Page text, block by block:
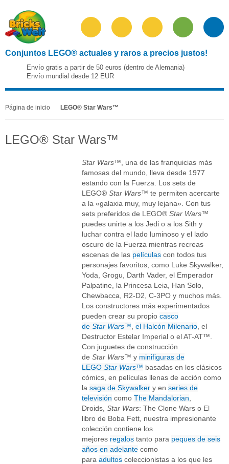
Conjuntos LEGO® actuales y raros a precios justos!
Envío gratis a partir de 50 euros (dentro de Alemania)
Envío mundial desde 12 EUR
Página de inicio LEGO® Star Wars™
LEGO® Star Wars™
Star Wars™, una de las franquicias más
famosas del mundo, lleva desde 1977
estando con la Fuerza. Los sets de
LEGO® Star Wars™ te permiten acercarte
a la «galaxia muy, muy lejana». Con tus
sets preferidos de LEGO® Star Wars™
puedes unirte a los Jedi o a los Sith y
luchar contra el lado luminoso y el lado
oscuro de la Fuerza mientras recreas
escenas de las películas con todos tus
personajes favoritos, como Luke Skywalker,
Yoda, Grogu, Darth Vader, el Emperador
Palpatine, la Princesa Leia, Han Solo,
Chewbacca, R2-D2, C-3PO y muchos más.
Los constructores más experimentados
pueden crear su propio casco
de Star Wars™ el Halcón Milenario , el
Destructor Estelar Imperial o el AT-AT™.
Con juguetes de construcción
de Star Wars™ y minifiguras de
LEGO Star Wars™ basadas en los clásicos
cómics, en películas llenas de acción como
la saga de Skywalker y en series de
televisión como The Mandalorian
Droids, Star Wars: The Clone Wars o El
libro de Boba Fett, nuestra impresionante
colección contiene los
mejores regalos tanto para peques de seis
años en adelante como
para adultos coleccionistas a los que les